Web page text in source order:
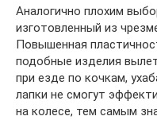
Аналогично плохим
изготовленный из
Повышенная
подобные изделия
при езде по кочкам,
лапки не смогут
на колесе, тем самым